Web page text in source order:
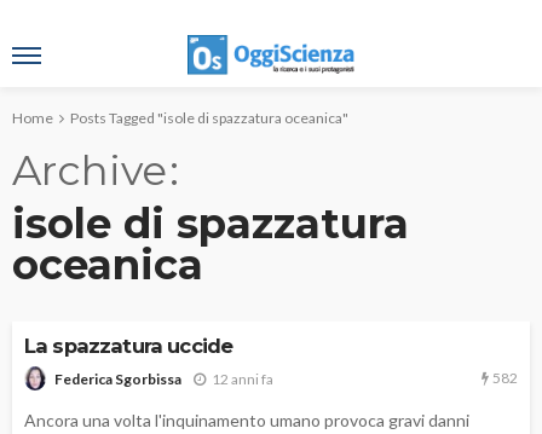
Home Posts Tagged "isole di spazzatura oceanica"
Archive
isole di spazzatura
oceanica
La spazzatura uccide
Federica Sgorbissa 12 anni fa 582
Ancora una volta l'inquinamento umano provoca gravi danni